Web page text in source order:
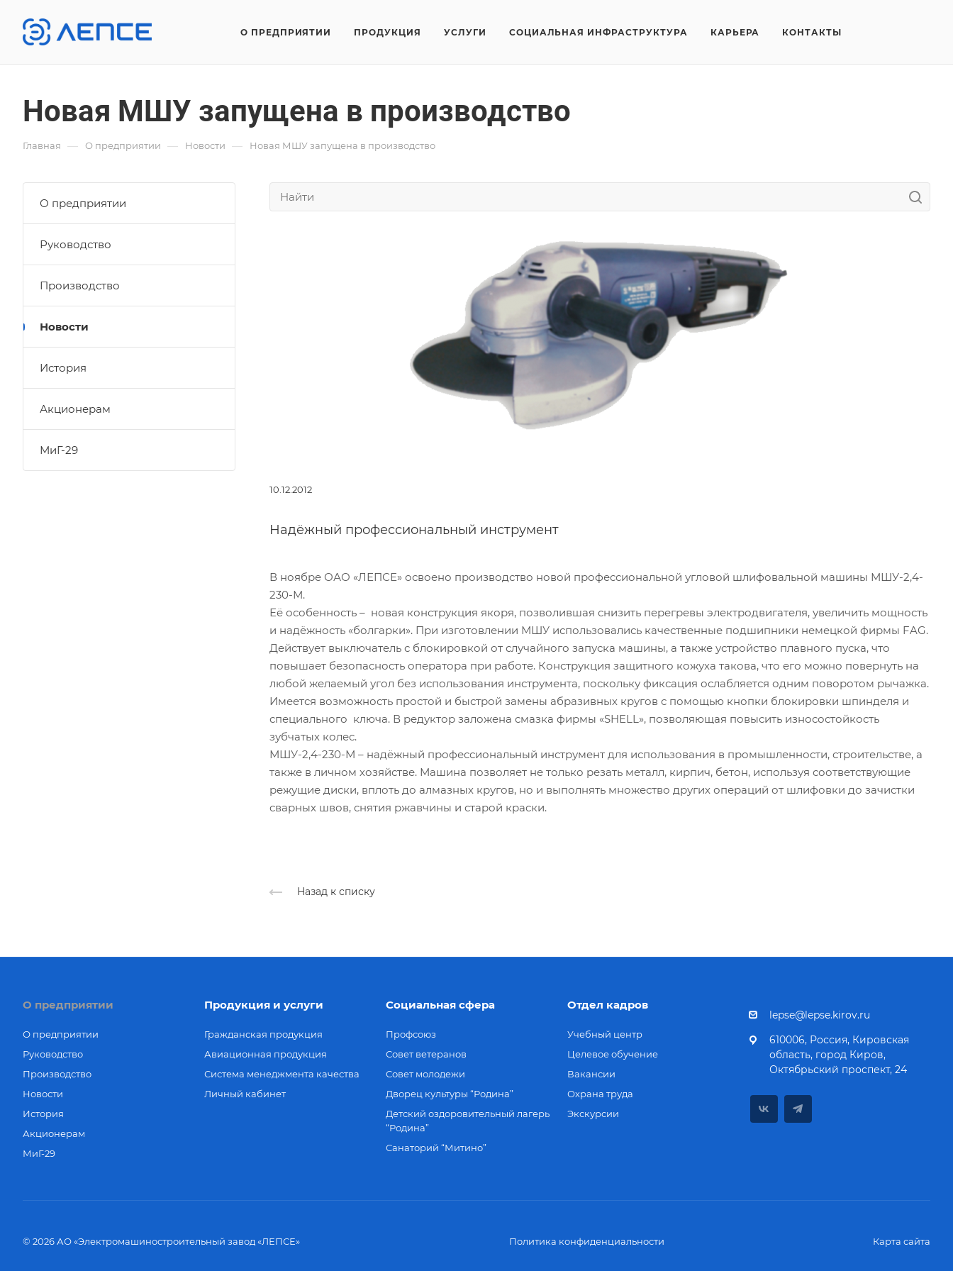
О ПРЕДПРИЯТИИ ПРОДУКЦИЯ УСЛУГИ СОЦИАЛЬНАЯ ИНФРАСТРУКТУРА КАРЬЕРА КОНТАКТЫ
Новая МШУ запущена в производство
Главная — О предприятии — Новости — Новая МШУ запущена в производство
10.12.2012
Надёжный профессиональный инструмент
В ноябре ОАО «ЛЕПСЕ» освоено производство новой профессиональной угловой шлифовальной машины МШУ-2,4-
230-М.
Её особенность – новая конструкция якоря, позволившая снизить перегревы электродвигателя, увеличить мощность
и надёжность «болгарки». При изготовлении МШУ использовались качественные подшипники немецкой фирмы FAG.
Действует выключатель с блокировкой от случайного запуска машины, а также устройство плавного пуска, что
повышает безопасность оператора при работе. Конструкция защитного кожуха такова, что его можно повернуть на
любой желаемый угол без использования инструмента, поскольку фиксация ослабляется одним поворотом рычажка.
Имеется возможность простой и быстрой замены абразивных кругов с помощью кнопки блокировки шпинделя и
специального ключа. В редуктор заложена смазка фирмы «SHELL», позволяющая повысить износостойкость
зубчатых колес.
МШУ-2,4-230-М – надёжный профессиональный инструмент для использования в промышленности, строительстве, а
также в личном хозяйстве. Машина позволяет не только резать металл, кирпич, бетон, используя соответствующие
режущие диски, вплоть до алмазных кругов, но и выполнять множество других операций от шлифовки до зачистки
сварных швов, снятия ржавчины и старой краски.
Назад к списку
О предприятии
Руководство
Производство
Новости
История
Акционерам
МиГ-29
О предприятии
О предприятии
Руководство
Производство
Новости
История
Акционерам
МиГ-29
Продукция и услуги
Гражданская продукция
Авиационная продукция
Система менеджмента качества
Личный кабинет
Социальная сфера
Профсоюз
Совет ветеранов
Совет молодежи
Дворец культуры “Родина”
Детский оздоровительный лагерь
“Родина”
Санаторий “Митино”
Отдел кадров
Учебный центр
Целевое обучение
Вакансии
Охрана труда
Экскурсии
lepse@lepse.kirov.ru
610006, Россия, Кировская
область, город Киров,
Октябрьский проспект, 24
© 2026 АО «Электромашиностроительный завод «ЛЕПСЕ» Политика конфиденциальности Карта сайта